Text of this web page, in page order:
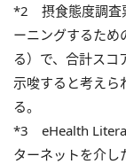
*2 摂食態度調査
ーニングするため
る）で、合計スコ
示唆すると考えら
る。
*3 eHealth
ターネットを介し